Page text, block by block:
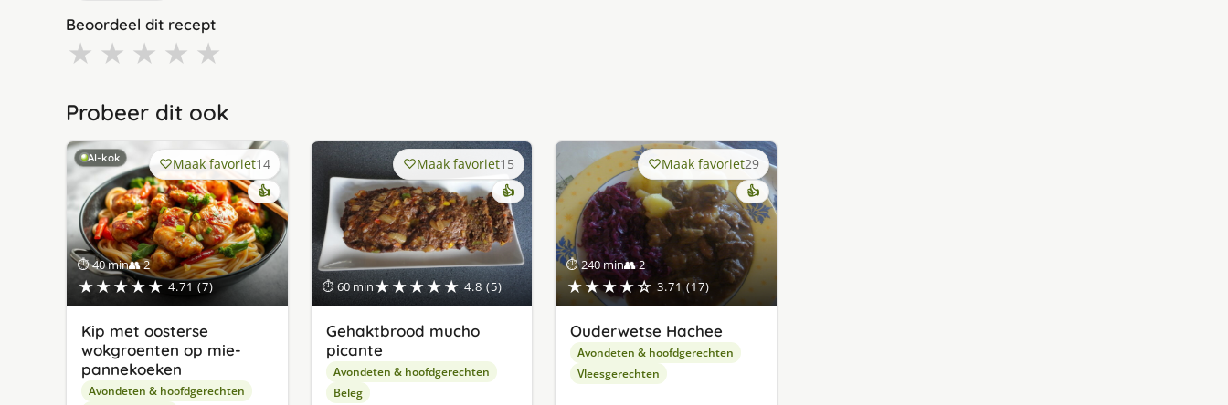
Beoordeel dit recept
★ ★ ★ ★ ★
Probeer dit ook
AI-kok
⏱ 40 min👥 2
★★★★★ 4.71 (7)
Maak favoriet14
👍
Kip met oosterse
wokgroenten op mie-
pannekoeken
Avondeten & hoofdgerechten
⏱ 60 min★★★★★ 4.8 (5)
Maak favoriet15
👍
Gehaktbrood mucho
picante
Avondeten & hoofdgerechten
Beleg
⏱ 240 min👥 2
★★★★☆ 3.71 (17)
Maak favoriet29
👍
Ouderwetse Hachee
Avondeten & hoofdgerechten
Vleesgerechten